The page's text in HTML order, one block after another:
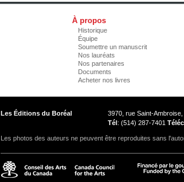
À propos
Historique
Équipe
Soumettre un manuscrit
Nos lauréats
Nos partenaires
Documents
Acheter nos livres
Les Éditions du Boréal
3970, rue Saint-
Tél: (514) 287-7401 Téléc
Les photos des auteurs ne peuvent être reproduites sans